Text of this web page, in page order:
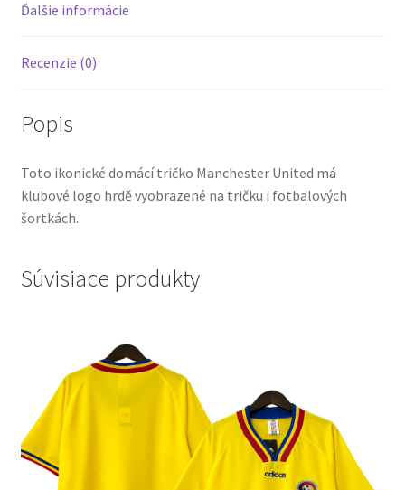
Ďalšie informácie
Recenzie (0)
Popis
Toto ikonické domácí tričko Manchester United má
klubové logo hrdě vyobrazené na tričku i fotbalových
šortkách.
Súvisiace produkty